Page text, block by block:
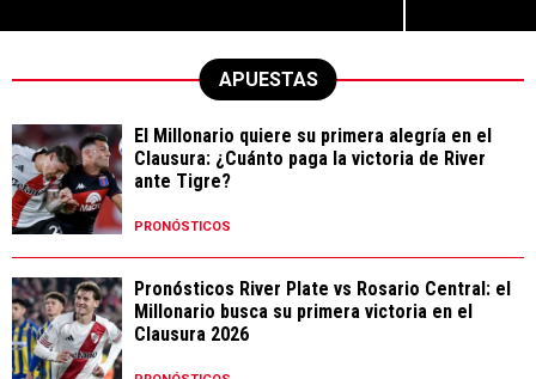
APUESTAS
El Millonario quiere su primera alegría en el
Clausura: ¿Cuánto paga la victoria de River
ante Tigre?
PRONÓSTICOS
Pronósticos River Plate vs Rosario Central: el
Millonario busca su primera victoria en el
Clausura 2026